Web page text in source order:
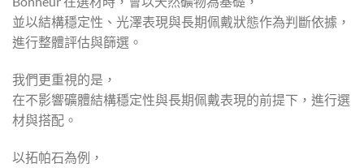
並以結構穩定性、光澤表現與長期佩戴狀態作為判斷依據，
進行整體評估與篩選。
我們更重視的是，
在不影響礦體結構穩定性與長期佩戴表現的前提下，進行選
材與搭配。
以拓帕石為例，